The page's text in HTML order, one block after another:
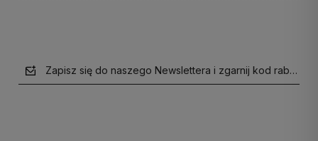
Zapisz się do naszego Newslettera i zgarnij kod